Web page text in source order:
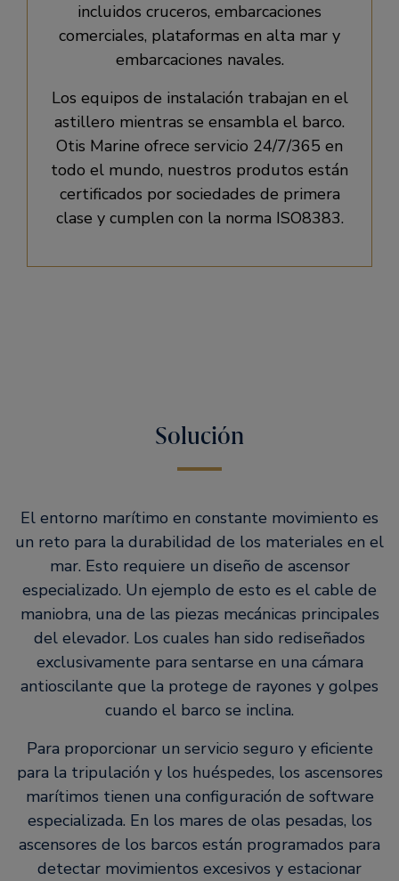
incluidos cruceros, embarcaciones
comerciales, plataformas en alta mar y
embarcaciones navales.
Los equipos de instalación trabajan en el
astillero mientras se ensambla el barco.
Otis Marine ofrece servicio 24/7/365 en
todo el mundo, nuestros produtos están
certificados por sociedades de primera
clase y cumplen con la norma ISO8383.
Solución
El entorno marítimo en constante movimiento es
un reto para la durabilidad de los materiales en el
mar. Esto requiere un diseño de ascensor
especializado. Un ejemplo de esto es el cable de
maniobra, una de las piezas mecánicas principales
del elevador. Los cuales han sido rediseñados
exclusivamente para sentarse en una cámara
antioscilante que la protege de rayones y golpes
cuando el barco se inclina.
Para proporcionar un servicio seguro y eficiente
para la tripulación y los huéspedes, los ascensores
marítimos tienen una configuración de software
especializada. En los mares de olas pesadas, los
ascensores de los barcos están programados para
detectar movimientos excesivos y estacionar